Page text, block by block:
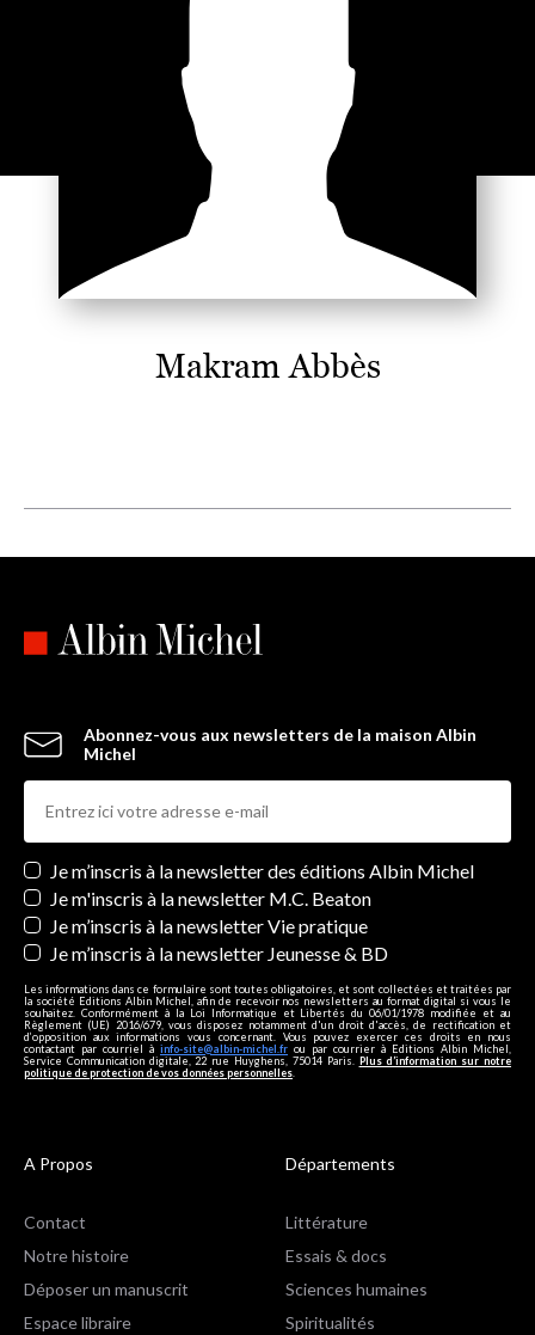
Makram Abbès
Abonnez-vous aux newsletters de la maison Albin
Michel
Newsletters
Je m’inscris à la newsletter des éditions Albin Michel
Je m'inscris à la newsletter M.C. Beaton
Je m’inscris à la newsletter Vie pratique
Je m’inscris à la newsletter Jeunesse & BD
Les informations dans ce formulaire sont toutes obligatoires, et sont collectées et traitées par
la société Editions Albin Michel, afin de recevoir nos newsletters au format digital si vous le
souhaitez. Conformément à la Loi Informatique et Libertés du 06/01/1978 modifiée et au
Règlement (UE) 2016/679, vous disposez notamment d'un droit d'accès, de rectification et
d’opposition aux informations vous concernant. Vous pouvez exercer ces droits en nous
contactant par courriel à info-site@albin-michel.fr ou par courrier à Editions Albin Michel,
Service Communication digitale, 22 rue Huyghens, 75014 Paris. Plus d’information sur notre
politique de protection de vos données personnelles
A Propos
Contact
Notre histoire
Déposer un manuscrit
Espace libraire
Départements
Littérature
Essais & docs
Sciences humaines
Spiritualités